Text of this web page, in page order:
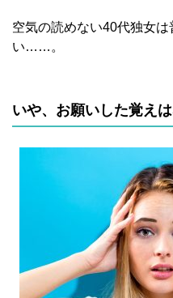
空気の読めない40代独女
い……。
いや、お願いした覚え